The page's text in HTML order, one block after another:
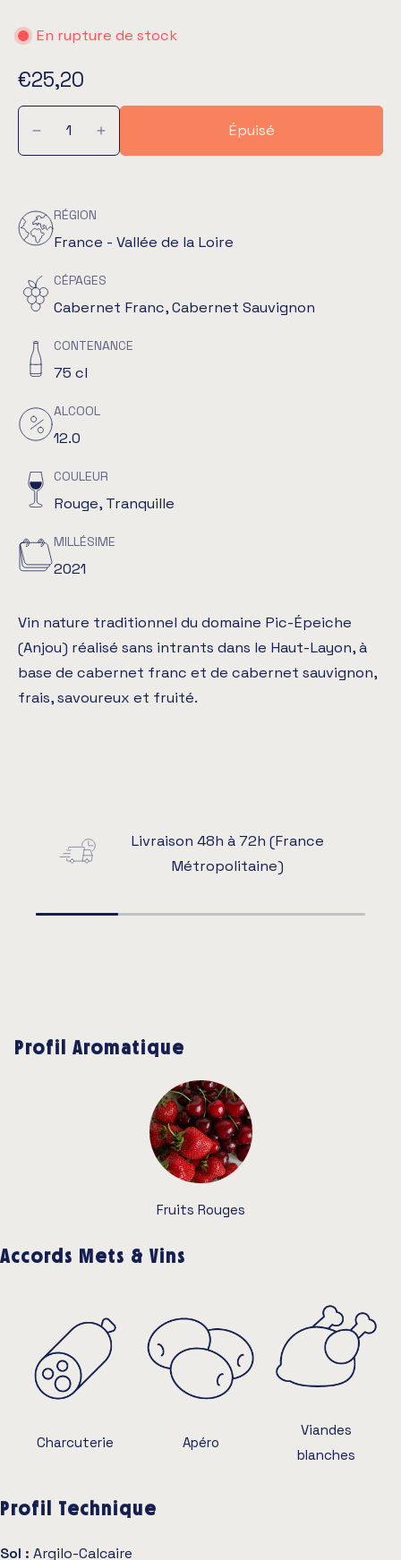
En rupture de stock
€25,20
Épuisé
RÉGION
France - Vallée de la Loire
CÉPAGES
Cabernet Franc, Cabernet Sauvignon
CONTENANCE
75 cl
ALCOOL
12.0
COULEUR
Rouge, Tranquille
MILLÉSIME
2021
Vin nature traditionnel du domaine Pic-Épeiche
(Anjou) réalisé sans intrants dans le Haut-Layon, à
base de cabernet franc et de cabernet sauvignon,
frais, savoureux et fruité.
Livraison 48h à 72h (France
Métropolitaine)
Profil Aromatique
Fruits Rouges
Accords Mets & Vins
Charcuterie Apéro
Viandes
blanches
Profil Technique
Sol : Argilo-Calcaire